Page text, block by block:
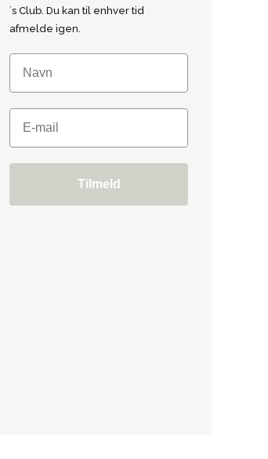
´s Club. Du kan til enhver tid
afmelde igen.
Tilmeld